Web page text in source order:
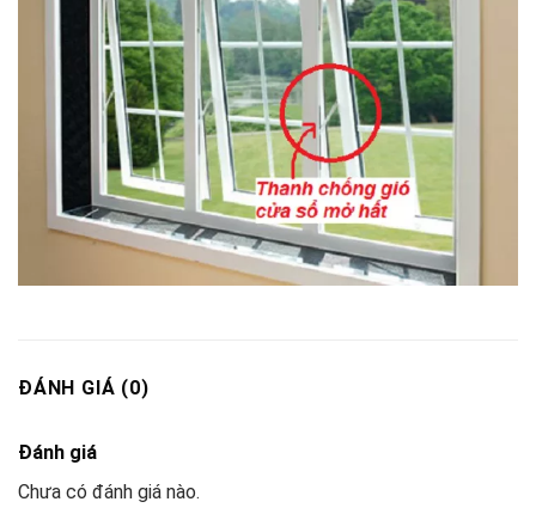
ĐÁNH GIÁ (0)
Đánh giá
Chưa có đánh giá nào.